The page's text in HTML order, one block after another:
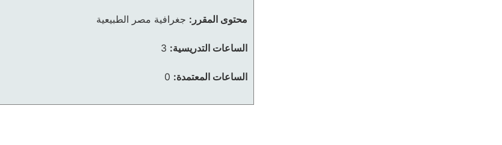
محتوى المقرر: جغرافية مصر الطبيعية
الساعات التدريسية: 3
الساعات المعتمدة: 0